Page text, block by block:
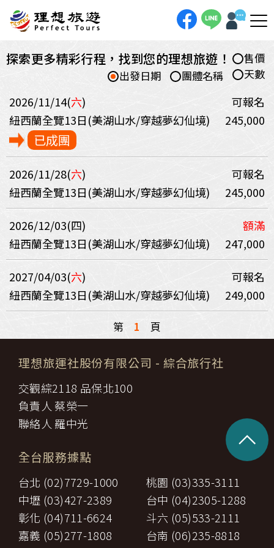
探索更多精彩行程，找到您的理想旅遊！
售價
天數
團體名稱
出發日期
2026/11/14(六)
可報名
紐西蘭全覽13日(美湖山水/穿越夢幻仙境)
已成團
245,000
2026/11/28(六)
可報名
紐西蘭全覽13日(美湖山水/穿越夢幻仙境)
245,000
2026/12/03(四)
額滿
紐西蘭全覽13日(美湖山水/穿越夢幻仙境)
247,000
2027/04/03(六)
可報名
紐西蘭全覽13日(美湖山水/穿越夢幻仙境)
249,000
第 1 頁
理想旅運社股份有限公司 - 綜合旅行社
交觀綜2118 品保北100
負責人 蔡榮一
聯絡人 羅中光
全台服務據點
台北 (02)7729-1000
桃園 (03)335-3111
中壢 (03)427-2389
台中 (04)2305-1288
彰化 (04)711-6624
斗六 (05)533-2111
嘉義 (05)277-1808
台南 (06)235-8818
^